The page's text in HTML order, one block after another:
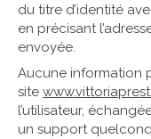
du titre d’identité
en précisant
envoyée.
Aucune information
site
l’utilisateur,
un support